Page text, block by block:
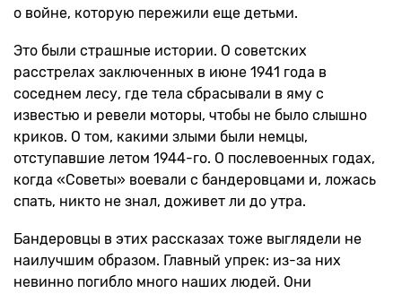
о войне, которую пережили еще детьми.
Это были страшные истории. О советских
расстрелах заключенных в июне 1941 года в
соседнем лесу, где тела сбрасывали в яму с
известью и ревели моторы, чтобы не было слышно
криков. О том, какими злыми были немцы,
отступавшие летом 1944-го. О послевоенных годах,
когда «Советы» воевали с бандеровцами и, ложась
спать, никто не знал, доживет ли до утра.
Бандеровцы в этих рассказах тоже выглядели не
наилучшим образом. Главный упрек: из-за них
невинно погибло много наших людей. Они